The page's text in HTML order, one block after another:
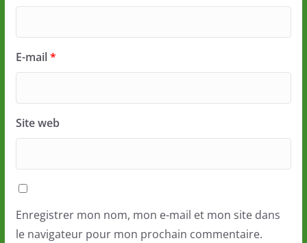
E-mail*
Site web
Enregistrer mon nom, mon e-mail et mon site dans
le navigateur pour mon prochain commentaire.